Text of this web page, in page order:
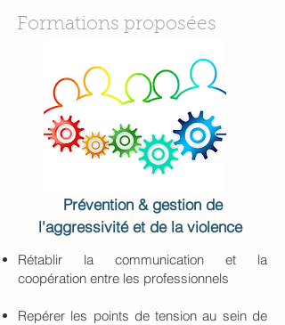
Formations proposées
Prévention & gestion de
l'aggressivité et de la violence
Rétablir la communication et la
coopération entre les professionnels
Repérer les points de tension au sein de